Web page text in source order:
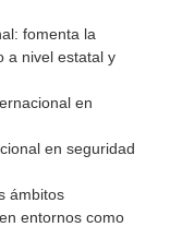
fomenta la
a nivel estatal y
en
en seguridad
ámbitos
entornos como